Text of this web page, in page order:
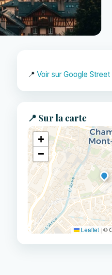
📍 Voir sur Google
📍 Sur la carte
+
−
Leaflet | ©